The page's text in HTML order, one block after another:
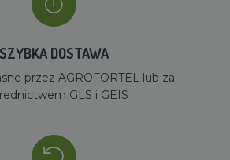
SZYBKA DOSTAWA
przez AGROFORTEL lub za
GLS i GEIS